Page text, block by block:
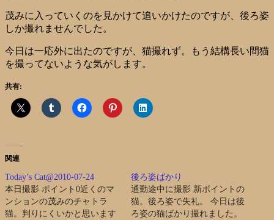
茂みに入っていくのを見かけて追いかけたのですが、後ろ姿
しか撮れませんでした。
今日は一応外に出たのですが、猫撮れず。もう結構長い間猫
を撮ってないような気がします。
共有:
関連
Today’s Cat@2010-07-24
本日撮影 ポイント0近くのマ
ンションの茂みのチャトラ
猫。判りにくいかと思います
後ろ姿ばかり
通勤途中に撮影 新ポイントの
猫。後ろ姿で失礼。 今日は後
ろ姿の猫ばかり撮れました。